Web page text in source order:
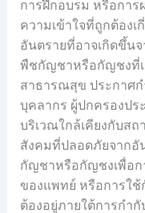
การฝึกอบรม หรือการ
ความเข้าใจที่ถูกต้อง
อันตรายที่อาจเกิดขึ้น
พืชกัญชาหรือกัญชงที่
สาธารณสุข ประกาศ
บุคลากร ผู้ปกครองป
บริเวณใกล้เคียงกับส
สังคมที่ปลอดภัยจากอั
กัญชาหรือกัญชงเพื่อก
ของแพทย์ หรือการใ
ต้องอยู่ภายใต้การกำ